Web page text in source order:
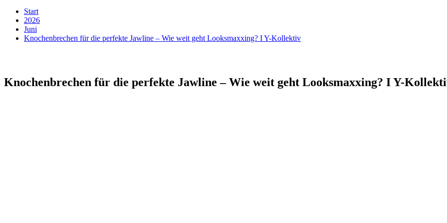
Start
2026
Juni
Knochenbrechen für die perfekte Jawline – Wie weit geht Looksmaxxing? I Y-Kollektiv
Knochenbrechen für die perfekte Jawline – Wie weit geht Looksmaxxing? I Y-